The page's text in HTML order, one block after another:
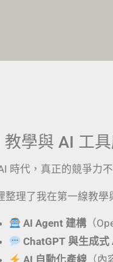
教學與 AI 工
時代，真正的競爭力
整理了我在第一線教學
AI Agent 建構 （
ChatGPT 與生成式